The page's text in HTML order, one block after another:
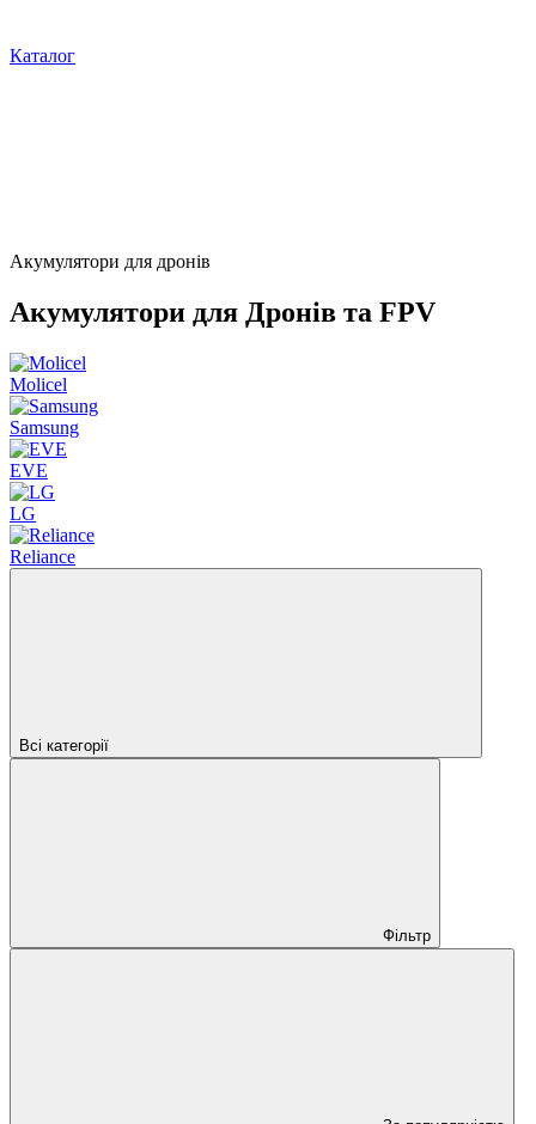
Каталог
Акумулятори для дронів
Акумулятори для Дронів та FPV
Molicel
Samsung
EVE
LG
Reliance
Всі категорії
Фільтр